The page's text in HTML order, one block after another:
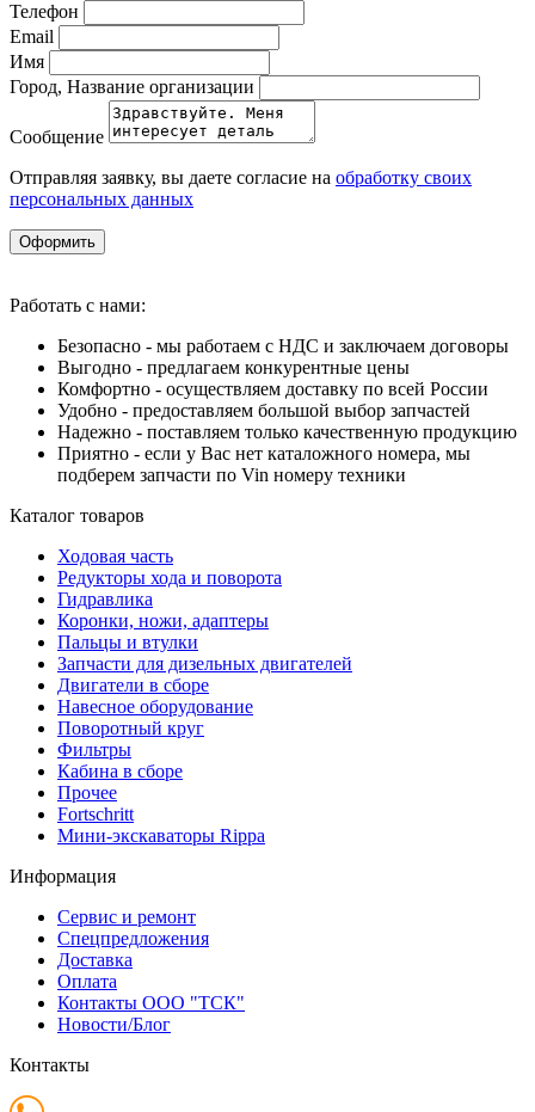
Телефон
Email
Имя
Город, Название организации
Сообщение
Отправляя заявку, вы даете согласие на обработку своих
персональных данных
Оформить
Работать с нами:
Безопасно - мы работаем с НДС и заключаем договоры
Выгодно - предлагаем конкурентные цены
Комфортно - осуществляем доставку по всей России
Удобно - предоставляем большой выбор запчастей
Надежно - поставляем только качественную продукцию
Приятно - если у Вас нет каталожного номера, мы
подберем запчасти по Vin номеру техники
Каталог товаров
Ходовая часть
Редукторы хода и поворота
Гидравлика
Коронки, ножи, адаптеры
Пальцы и втулки
Запчасти для дизельных двигателей
Двигатели в сборе
Навесное оборудование
Поворотный круг
Фильтры
Кабина в сборе
Прочее
Fortschritt
Мини-экскаваторы Rippa
Информация
Сервис и ремонт
Спецпредложения
Доставка
Оплата
Контакты ООО "ТСК"
Новости/Блог
Контакты